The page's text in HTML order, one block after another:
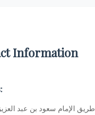
Information
طريق الإمام سعود بن عبد